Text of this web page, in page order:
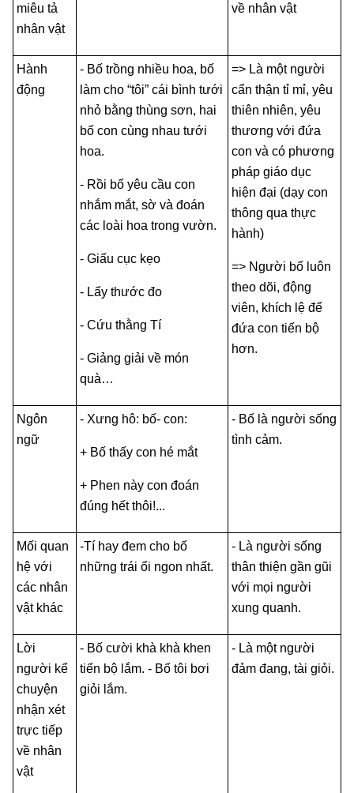
miêu tả
nhân vật
về nhân vật
Hành
động
- Bố trồng nhiều hoa, bố
làm cho “tôi” cái bình tưới
nhỏ bằng thùng sơn, hai
bố con cùng nhau tưới
hoa.
- Rồi bố yêu cầu con
nhắm mắt, sờ và đoán
các loài hoa trong vườn.
- Giấu cục kẹo
- Lấy thước đo
- Cứu thằng Tí
- Giảng giải về món
quà…
=> Là một người
cẩn thận tỉ mỉ, yêu
thiên nhiên, yêu
thương với đứa
con và có phương
pháp giáo dục
hiện đại (dạy con
thông qua thực
hành)
=> Người bố luôn
theo dõi, động
viên, khích lệ để
đứa con tiến bộ
hơn.
Ngôn
ngữ
- Xưng hô: bố- con:
+ Bố thấy con hé mắt
+ Phen này con đoán
đúng hết thôi!...
- Bố là người sống
tình cảm.
Mối quan
hệ với
các nhân
vật khác
-Tí hay đem cho bố
những trái ổi ngon nhất.
- Là người sống
thân thiện gần gũi
với mọi người
xung quanh.
Lời
người kể
chuyện
nhận xét
trực tiếp
về nhân
vật
- Bố cười khà khà khen
tiến bộ lắm. - Bố tôi bơi
giỏi lắm.
- Là một người
đảm đang, tài giỏi.